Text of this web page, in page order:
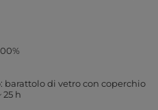
barattolo di vetro con coperchio
h